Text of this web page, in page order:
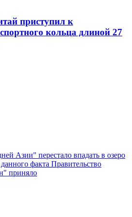
приступил к
кольца длиной 27
Азии" перестало впадать в озеро
факта Правительство
приняло